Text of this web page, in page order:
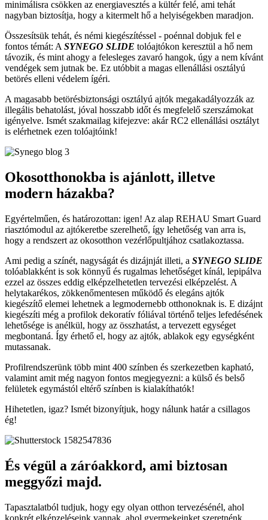
minimálisra csökken az energiavesztés a kültér felé, ami tehát
nagyban biztosítja, hogy a kitermelt hő a helyiségekben maradjon.
Összesítsük tehát, és némi kiegészítéssel - poénnal dobjuk fel e
fontos témát: A SYNEGO SLIDE tolóajtókon keresztül a hő nem
távozik, és mint ahogy a felesleges zavaró hangok, úgy a nem kívánt
vendégek sem jutnak be. Ez utóbbit a magas ellenállási osztályú
betörés elleni védelem ígéri.
A magasabb betörésbiztonsági osztályú ajtók megakadályozzák az
illegális behatolást, jóval hosszabb időt és megfelelő szerszámokat
igényelve. Ismét szakmailag kifejezve: akár RC2 ellenállási osztályt
is elérhetnek ezen tolóajtóink!
Okosotthonokba is ajánlott, illetve
modern házakba?
Egyértelműen, és határozottan: igen! Az alap REHAU Smart Guard
riasztómodul az ajtókeretbe szerelhető, így lehetőség van arra is,
hogy a rendszert az okosotthon vezérlőpultjához csatlakoztassa.
Ami pedig a színét, nagyságát és dizájnját illeti, a SYNEGO SLIDE
tolóablakként is sok könnyű és rugalmas lehetőséget kínál, lepipálva
ezzel az összes eddig elképzelhetetlen tervezési elképzelést. A
helytakarékos, zökkenőmentesen működő és elegáns ajtók
kiegészítő elemei lehetnek a legmodernebb otthonoknak is. E dizájnt
kiegészíti még a profilok dekoratív fóliával történő teljes lefedésének
lehetősége is anélkül, hogy az összhatást, a tervezett egységet
megbontaná. Így érhető el, hogy az ajtók, ablakok egy egységként
mutassanak.
Profilrendszerünk több mint 400 színben és szerkezetben kapható,
valamint amit még nagyon fontos megjegyezni: a külső és belső
felületek egymástól eltérő színben is kialakíthatók!
Hihetetlen, igaz? Ismét bizonyítjuk, hogy nálunk határ a csillagos
ég!
És végül a záróakkord, ami biztosan
meggyőzi majd.
Tapasztalatból tudjuk, hogy egy olyan otthon tervezésénél, ahol
konkrét elképzeléseink vannak, ahol gyermekeinket szeretnénk